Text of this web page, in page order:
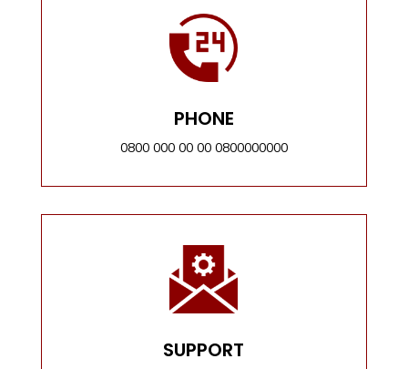
PHONE
0800 000 00 00 0800000000
SUPPORT